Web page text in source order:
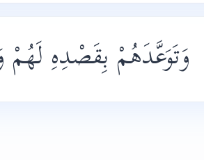
وَتَوَعَّدَهُمْ بِقَصْدِهِ